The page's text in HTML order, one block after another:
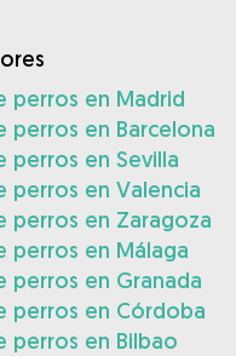
perros en Madrid
perros en Barcelona
perros en Sevilla
perros en Valencia
perros en Zaragoza
perros en Málaga
perros en Granada
perros en Córdoba
perros en Bilbao